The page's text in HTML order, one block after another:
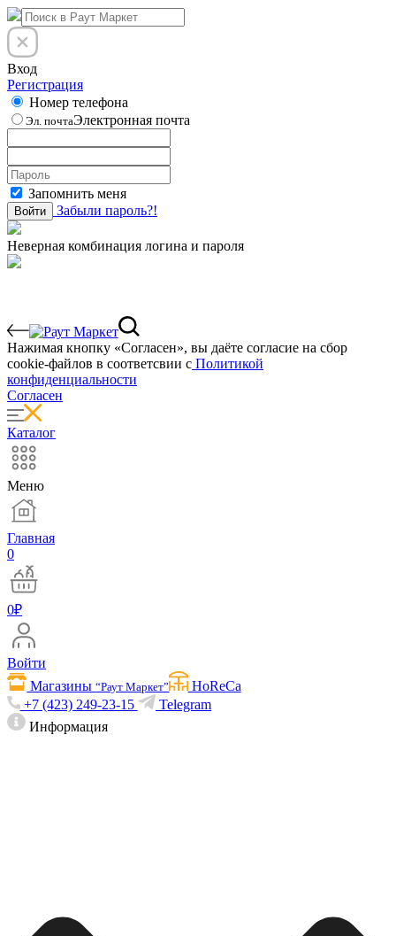
Вход
Регистрация
Номер телефона
Эл. почтаЭлектронная почта
Запомнить меня
Войти Забыли пароль?!
Неверная комбинация логина и пароля
Нажимая кнопку «Согласен», вы даёте cогласие на сбор
cookie-файлов в соответсвии с Политикой
конфиденциальности
Согласен
Каталог
Меню
Главная
0
0₽
Войти
Магазины“Раут Маркет”
HoReCa
+7 (423) 249-23-15
Telegram
Информация